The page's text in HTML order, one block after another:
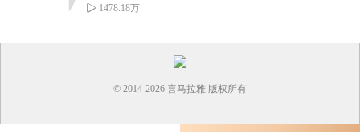
1478.18万
© 2014-2026 喜马拉雅 版权所有